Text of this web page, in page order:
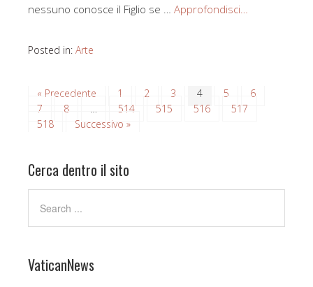
nessuno conosce il Figlio se … Approfondisci…
Posted in: Arte
« Precedente 1 2 3 4 5
6
7
8 … 514 515 516
517
518
Successivo »
Cerca dentro il sito
VaticanNews